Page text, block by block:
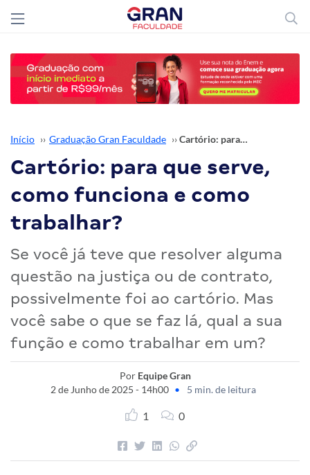
Início ›› Graduação Gran Faculdade ›› Cartório: para que serve, como funciona e como trabalhar?
Cartório: para que serve,
como funciona e como
trabalhar?
Se você já teve que resolver alguma
questão na justiça ou de contrato,
possivelmente foi ao cartório. Mas
você sabe o que se faz lá, qual a sua
função e como trabalhar em um?
Por Equipe Gran
2 de Junho de 2025 - 14h00 • 5 min. de leitura
1 0